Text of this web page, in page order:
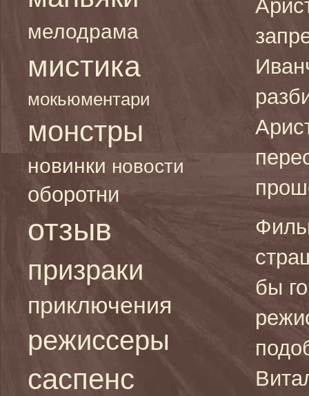
мелодрама
мистика
мокьюментари
монстры
новинки новости
оборотни
отзыв
призраки
приключения
режиссеры
саспенс
бы